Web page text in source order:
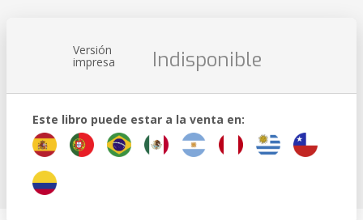
Versión
impresa Indisponible
Este libro puede estar a la venta en: